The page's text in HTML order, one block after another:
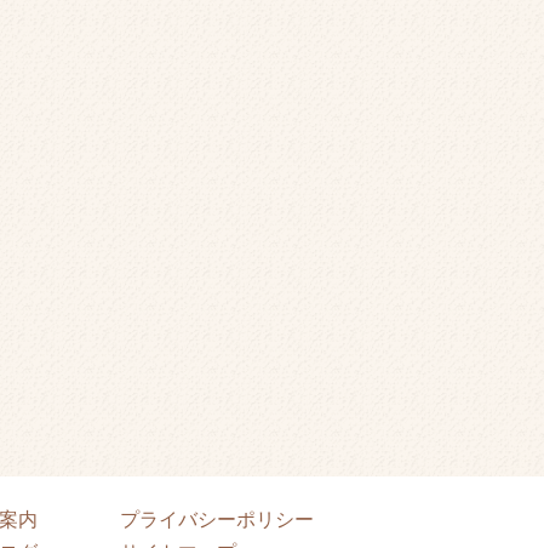
内
プライバシーポリシー